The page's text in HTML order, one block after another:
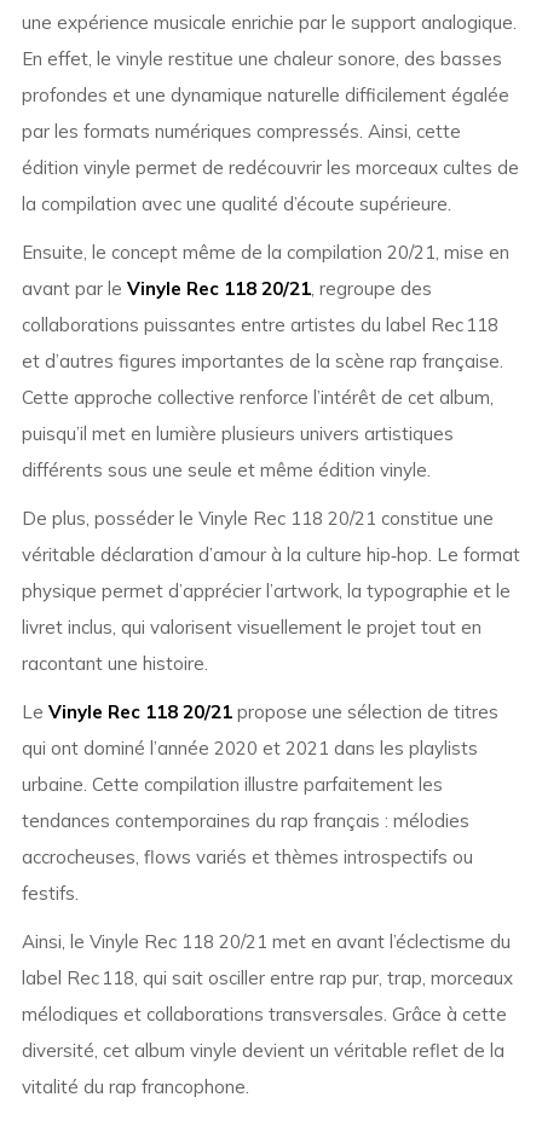
une expérience musicale enrichie par le support analogique.
En effet, le vinyle restitue une chaleur sonore, des basses
profondes et une dynamique naturelle difficilement égalée
par les formats numériques compressés. Ainsi, cette
édition vinyle permet de redécouvrir les morceaux cultes de
la compilation avec une qualité d’écoute supérieure.
Ensuite, le concept même de la compilation 20/21, mise en
avant par le Vinyle Rec 118 20/21, regroupe des
collaborations puissantes entre artistes du label Rec 118
et d’autres figures importantes de la scène rap française.
Cette approche collective renforce l’intérêt de cet album,
puisqu’il met en lumière plusieurs univers artistiques
différents sous une seule et même édition vinyle.
De plus, posséder le Vinyle Rec 118 20/21 constitue une
véritable déclaration d’amour à la culture hip‑hop. Le format
physique permet d’apprécier l’artwork, la typographie et le
livret inclus, qui valorisent visuellement le projet tout en
racontant une histoire.
Le Vinyle Rec 118 20/21propose une sélection de titres
qui ont dominé l’année 2020 et 2021 dans les playlists
urbaine. Cette compilation illustre parfaitement les
tendances contemporaines du rap français : mélodies
accrocheuses, flows variés et thèmes introspectifs ou
festifs.
Ainsi, le Vinyle Rec 118 20/21 met en avant l’éclectisme du
label Rec 118, qui sait osciller entre rap pur, trap, morceaux
mélodiques et collaborations transversales. Grâce à cette
diversité, cet album vinyle devient un véritable reflet de la
vitalité du rap francophone.